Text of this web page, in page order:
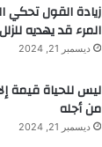
زيادة القول
المرء قد يهديه للزلل
ديسمبر 21, 2024
ليس للحياة قيمة
من أجله
ديسمبر 21, 2024